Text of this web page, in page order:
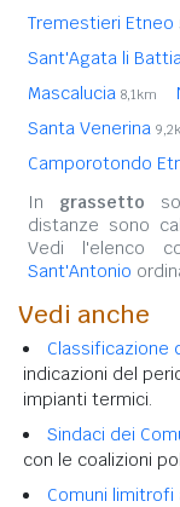
Tremestieri Etneo
Sant'Agata li
Mascalucia 8,1km
Santa Venerina
Camporotondo
In grassetto
distanze sono
Vedi l'elenco
Sant'Antonio
Vedi anche
Classificazione
indicazioni del
impianti termici.
Sindaci dei
con le coalizioni
Comuni limitrofi